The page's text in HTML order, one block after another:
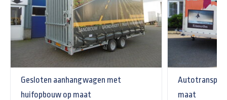
Gesloten aanhangwagen met
huifopbouw op maat
maat